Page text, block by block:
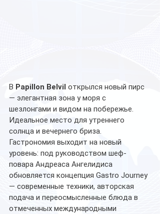
В Papillon Belvil открылся новый пирс
— элегантная зона у моря с
шезлонгами и видом на побережье.
Идеальное место для утреннего
солнца и вечернего бриза.
Гастрономия выходит на новый
уровень: под руководством шеф-
повара Андреаса Ангелидиса
обновляется концепция Gastro Journey
— современные техники, авторская
подача и переосмысленные блюда в
отмеченных международными